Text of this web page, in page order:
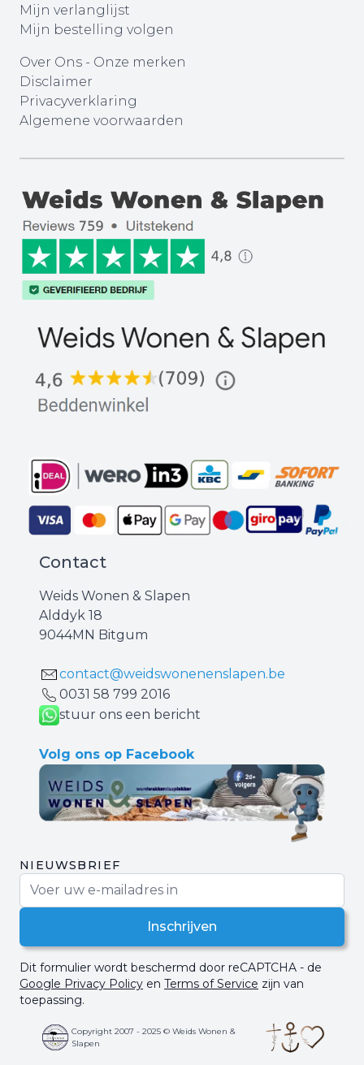
Mijn verlanglijst
Mijn bestelling volgen
Over Ons - Onze merken
Disclaimer
Privacyverklaring
Algemene voorwaarden
Contact
Weids Wonen & Slapen
Alddyk 18
9044MN Bitgum
contact@weidswonenenslapen.be
0031 ‪58 799 2016‬
stuur ons een bericht
Volg ons op Facebook
NIEUWSBRIEF
Inschrijven
Dit formulier wordt beschermd door reCAPTCHA - de
Google Privacy Policy en Terms of Service zijn van
toepassing.
Copyright 2007 - 2025 © Weids Wonen &
Slapen